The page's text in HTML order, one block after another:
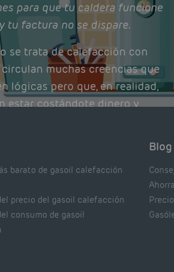
para que tu caldera funcione
tu factura no se dispare.
se trata de calefacción con
circulan muchas creencias que
lógicas pero que, en realidad,
estar costándote dinero y
barato de gasoil calefacción
precio del gasoil calefacción
consumo de gasoil
Blog